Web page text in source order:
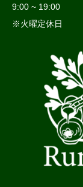
9:00 ~ 19:00
※火曜定休日